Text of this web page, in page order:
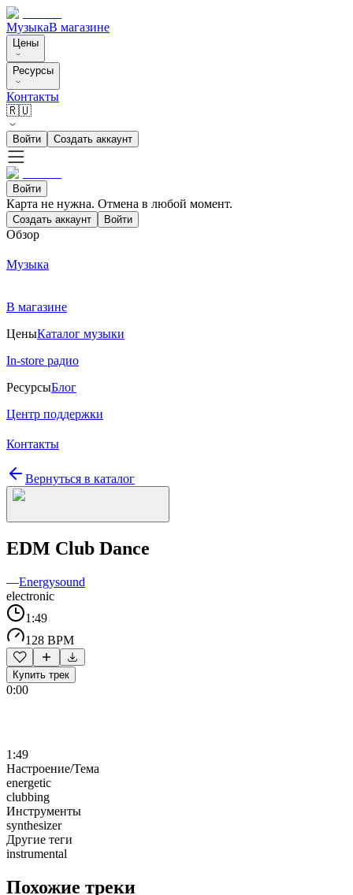
МузыкаВ магазине
Цены
Ресурсы
Контакты
🇷🇺
Войти Создать аккаунт
Войти
Карта не нужна. Отмена в любой момент.
Создать аккаунт Войти
Обзор
Музыка
В магазине
ЦеныКаталог музыки
In-store радио
РесурсыБлог
Центр поддержки
Контакты
Вернуться в каталог
EDM Club Dance
—Energysound
electronic
1:49
128 BPM
Купить трек
0:00
1:49
Настроение/Тема
energetic
clubbing
Инструменты
synthesizer
Другие теги
instrumental
Похожие треки